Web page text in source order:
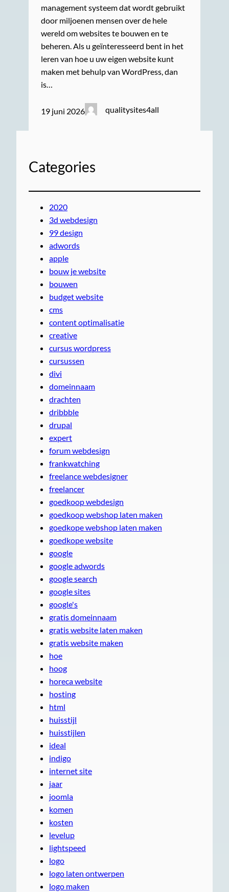
management systeem dat wordt gebruikt
door miljoenen mensen over de hele
wereld om websites te bouwen en te
beheren. Als u geïnteresseerd bent in het
leren van hoe u uw eigen website kunt
maken met behulp van WordPress, dan
is…
19 juni 2026 qualitysites4all
Categories
2020
3d webdesign
99 design
adwords
apple
bouw je website
bouwen
budget website
cms
content optimalisatie
creative
cursus wordpress
cursussen
divi
domeinnaam
drachten
dribbble
drupal
expert
forum webdesign
frankwatching
freelance webdesigner
freelancer
goedkoop webdesign
goedkoop webshop laten maken
goedkope webshop laten maken
goedkope website
google
google adwords
google search
google sites
google's
gratis domeinnaam
gratis website laten maken
gratis website maken
hoe
hoog
horeca website
hosting
html
huisstijl
huisstijlen
ideal
indigo
internet site
jaar
joomla
komen
kosten
levelup
lightspeed
logo
logo laten ontwerpen
logo maken